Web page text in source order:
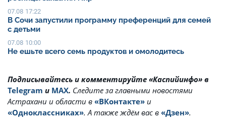
07.08 17:22
В Сочи запустили программу преференций для семей
с детьми
07.08 10:00
Не ешьте всего семь продуктов и омолодитесь
Подписывайтесь и комментируйте «Каспийинфо» в
Telegram и MAX. Cледите за главными новостями
Астрахани и области в «ВКонтакте» и
«Одноклассниках». А также ждём вас в «Дзен».